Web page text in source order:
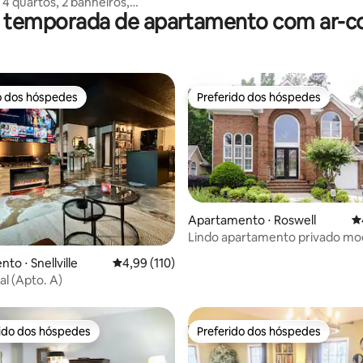
de tudo
de apartamento com ar-
de 5, 149 avaliações
dos hóspedes
dos hóspedes
⋅ Snellville 4,99 de uma avaliação média de 5, 110
4,99 (110)
(Apto. A)
Preferido dos hóspedes
Preferido dos hóspedes
Apartamento ⋅ Roswell
Lindo apartamento privado
preferidos dos hóspedes
dos hóspedes Preferido dos hóspedes
Preferido dos hóspedes